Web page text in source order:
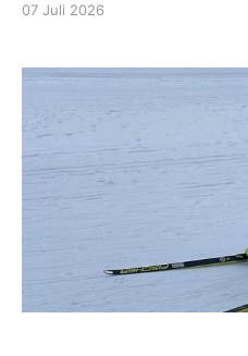
ausgezeichnet. Ein
Männern, die unser
07 Juli 2026